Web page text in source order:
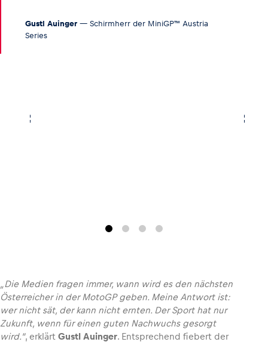
Gustl Auinger — Schirmherr der MiniGP™ Austria
Series
„Die Medien fragen immer, wann wird es den nächsten
Österreicher in der MotoGP geben. Meine Antwort ist:
wer nicht sät, der kann nicht ernten. Der Sport hat nur
Zukunft, wenn für einen guten Nachwuchs gesorgt
wird.“, erklärt Gustl Auinger. Entsprechend fiebert der